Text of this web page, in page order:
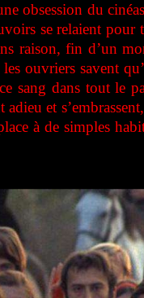
obsession du
se relaient pour
raison, fin d’un
ouvriers savent
sang dans tout le
et
à de simples